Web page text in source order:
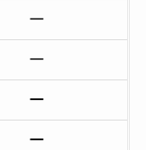
ー
ー
ー
ー